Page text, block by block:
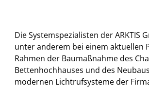
Die Systemspezialisten der ARKTIS
unter anderem bei einem aktuellen
Rahmen der Baumaßnahme des
Bettenhochhauses und des
modernen Lichtrufsysteme der